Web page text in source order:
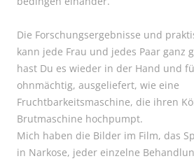
Die Forschungsergebnisse und
kann jede Frau und jedes Paar ganz
hast Du es wieder in der Hand und
ohnmächtig, ausgeliefert, wie eine
Fruchtbarkeitsmaschine, die ihren
Brutmaschine hochpumpt.
Mich haben die Bilder im Film, das
in Narkose, jeder einzelne